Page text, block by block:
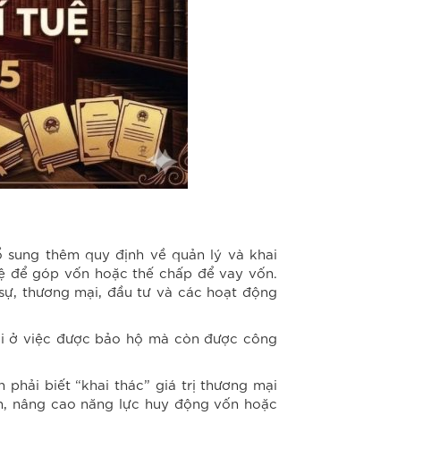
thêm quy định về quản lý và khai
để góp vốn hoặc thế chấp để vay vốn.
thương mại, đầu tư và các hoạt động
ở việc được bảo hộ mà còn được công
phải biết “khai thác” giá trị thương mại
nâng cao năng lực huy động vốn hoặc